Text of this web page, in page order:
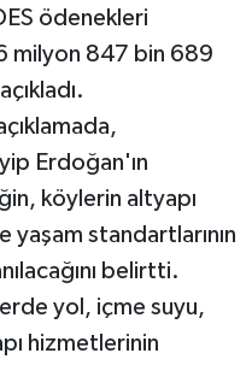
ödenekleri
milyon 847 bin 689
Erdoğan'ın
köylerin altyapı
yaşam standartlarının
belirtti.
yol, içme suyu,
hizmetlerinin